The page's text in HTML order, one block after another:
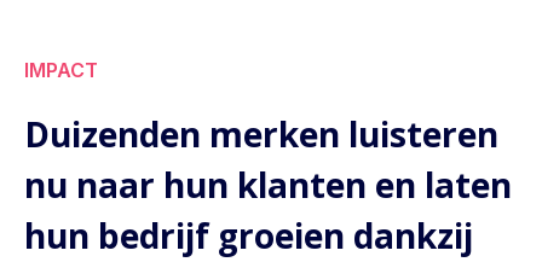
IMPACT
Duizenden merken luisteren
nu naar hun klanten en laten
hun bedrijf groeien dankzij